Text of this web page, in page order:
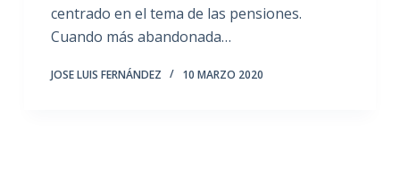
centrado en el tema de las pensiones.
Cuando más abandonada…
JOSE LUIS FERNÁNDEZ 10 MARZO 2020